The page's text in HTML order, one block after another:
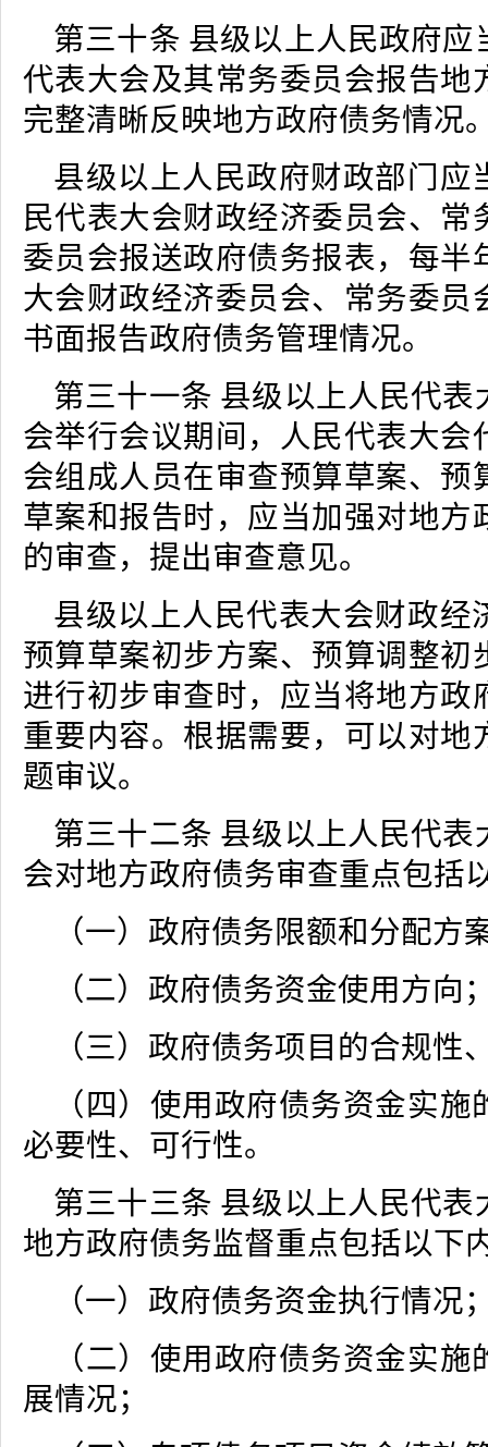
第三十条 县级以上人民政府应
代表大会及其常务委员会报告地
完整清晰反映地方政府债务情况
县级以上人民政府财政部门应
民代表大会财政经济委员会、常
委员会报送政府债务报表，每半
大会财政经济委员会、常务委员
书面报告政府债务管理情况。
第三十一条 县级以上人民代表
会举行会议期间，人民代表大会
会组成人员在审查预算草案、预
草案和报告时，应当加强对地方
的审查，提出审查意见。
县级以上人民代表大会财政经
预算草案初步方案、预算调整初
进行初步审查时，应当将地方政
重要内容。根据需要，可以对地
题审议。
第三十二条 县级以上人民代表
会对地方政府债务审查重点包括
（一）政府债务限额和分配方
（二）政府债务资金使用方向
（三）政府债务项目的合规性
（四）使用政府债务资金实
必要性、可行性。
第三十三条 县级以上人民代表
地方政府债务监督重点包括以下
（一）政府债务资金执行情况
（二）使用政府债务资金实
展情况；